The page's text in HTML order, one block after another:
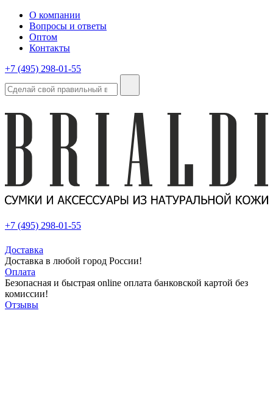
О компании
Вопросы и ответы
Оптом
Контакты
+7 (495) 298-01-55
+7 (495) 298-01-55
Доставка
Доставка в любой город России!
Оплата
Безопасная и быстрая online оплата банковской картой без
комиссии!
Отзывы